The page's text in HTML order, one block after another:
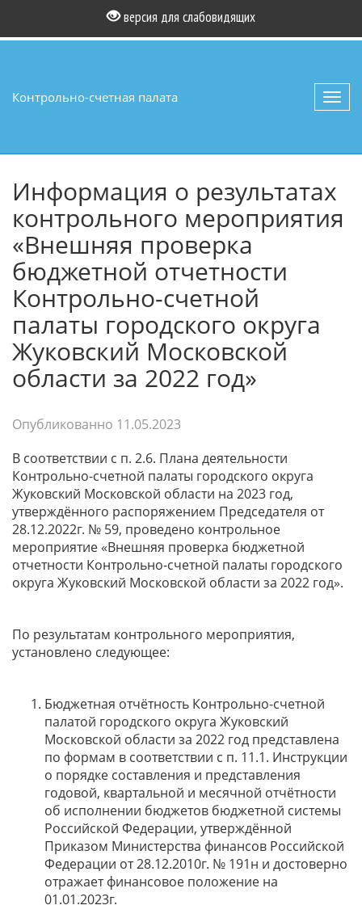
версия для слабовидящих
Контрольно-счетная палата
Информация о результатах
контрольного мероприятия
«Внешняя проверка
бюджетной отчетности
Контрольно-счетной
палаты городского округа
Жуковский Московской
области за 2022 год»
Опубликованно 11.05.2023
В соответствии с п. 2.6. Плана деятельности
Контрольно-счетной палаты городского округа
Жуковский Московской области на 2023 год,
утверждённого распоряжением Председателя от
28.12.2022г. № 59, проведено контрольное
мероприятие «Внешняя проверка бюджетной
отчетности Контрольно-счетной палаты городского
округа Жуковский Московской области за 2022 год».
По результатам контрольного мероприятия,
установлено следующее:
Бюджетная отчётность Контрольно-счетной
палатой городского округа Жуковский
Московской области за 2022 год представлена
по формам в соответствии с п. 11.1. Инструкции
о порядке составления и представления
годовой, квартальной и месячной отчётности
об исполнении бюджетов бюджетной системы
Российской Федерации, утверждённой
Приказом Министерства финансов Российской
Федерации от 28.12.2010г. № 191н и достоверно
отражает финансовое положение на
01.01.2023г.